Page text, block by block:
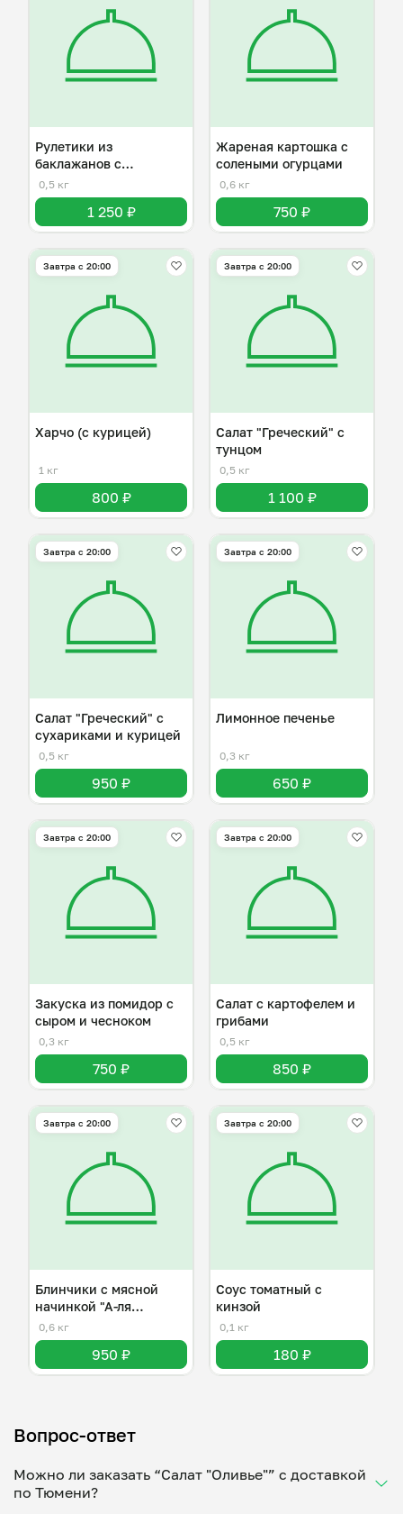
Рулетики из
баклажанов с
разнывми начинками
0,5 кг
1 250 ₽
Жареная картошка с
солеными огурцами
0,6 кг
750 ₽
Завтра c 20:00
Харчо (с курицей)
1 кг
800 ₽
Завтра c 20:00
Салат "Греческий" с
тунцом
0,5 кг
1 100 ₽
Завтра c 20:00
Салат "Греческий" с
сухариками и курицей
0,5 кг
950 ₽
Завтра c 20:00
Лимонное печенье
0,3 кг
650 ₽
Завтра c 20:00
Закуска из помидор с
сыром и чесноком
0,3 кг
750 ₽
Завтра c 20:00
Салат с картофелем и
грибами
0,5 кг
850 ₽
Завтра c 20:00
Блинчики с мясной
начинкой "А-ля
болоньезе"
0,6 кг
950 ₽
Завтра c 20:00
Соус томатный с
кинзой
0,1 кг
180 ₽
Вопрос-ответ
Можно ли заказать “Салат "Оливье"” с доставкой
по Тюмени?